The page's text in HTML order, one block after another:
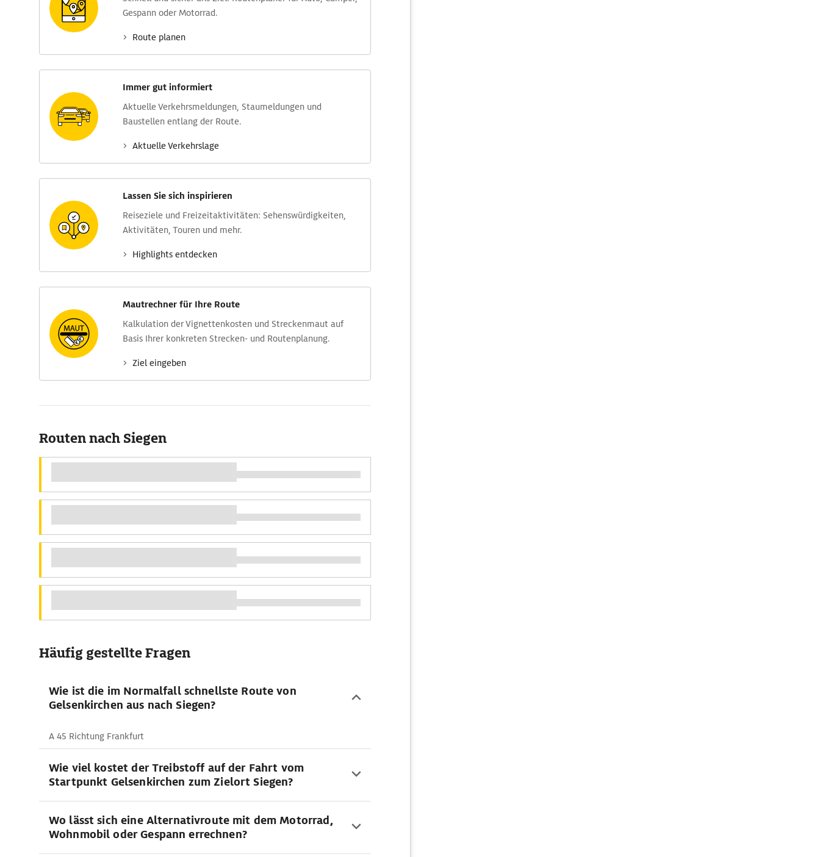
Gespann oder Motorrad.
Route planen
Immer gut informiert
Aktuelle Verkehrs­meldungen, Stau­meldungen und
Baustellen entlang der Route.
Aktuelle Verkehrs­lage
Lassen Sie sich inspirieren
Reise­ziele und Freizeit­aktivitäten: Sehens­würdig­keiten,
Aktivitäten, Touren und mehr.
Highlights entdecken
Mautrechner für Ihre Route
Kalkulation der Vignettenkosten und Streckenmaut auf
Basis Ihrer konkreten Strecken- und Routenplanung.
Ziel eingeben
Routen nach Siegen
Häufig gestellte Fragen
Wie ist die im Normalfall schnellste Route von
Gelsenkirchen aus nach Siegen?
A 45 Richtung Frankfurt
Wie viel kostet der Treibstoff auf der Fahrt vom
Startpunkt Gelsenkirchen zum Zielort Siegen?
Wo lässt sich eine Alternativroute mit dem Motorrad,
Wohnmobil oder Gespann errechnen?